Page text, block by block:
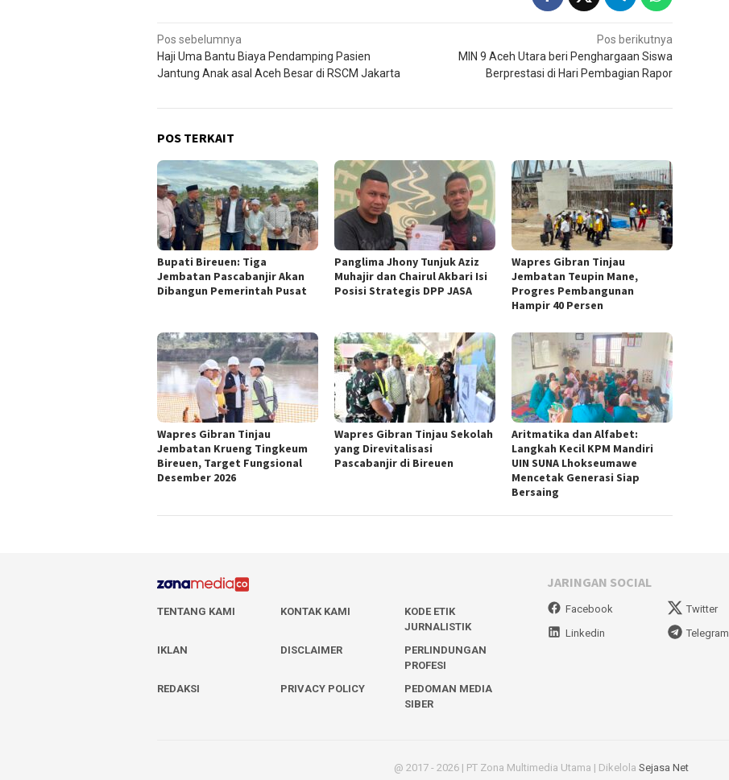
Navigasi
pos
Pos sebelumnya
Haji Uma Bantu Biaya Pendamping Pasien
Jantung Anak asal Aceh Besar di RSCM Jakarta
Pos berikutnya
MIN 9 Aceh Utara beri Penghargaan Siswa
Berprestasi di Hari Pembagian Rapor
POS TERKAIT
Bupati Bireuen: Tiga
Jembatan Pascabanjir Akan
Dibangun Pemerintah Pusat
Panglima Jhony Tunjuk Aziz
Muhajir dan Chairul Akbari Isi
Posisi Strategis DPP JASA
Wapres Gibran Tinjau
Jembatan Teupin Mane,
Progres Pembangunan
Hampir 40 Persen
Wapres Gibran Tinjau
Jembatan Krueng Tingkeum
Bireuen, Target Fungsional
Desember 2026
Wapres Gibran Tinjau Sekolah
yang Direvitalisasi
Pascabanjir di Bireuen
Aritmatika dan Alfabet:
Langkah Kecil KPM Mandiri
UIN SUNA Lhokseumawe
Mencetak Generasi Siap
Bersaing
TENTANG KAMI KONTAK KAMI
KODE ETIK
JURNALISTIK
IKLAN
DISCLAIMER
PERLINDUNGAN
PROFESI
REDAKSI
PRIVACY POLICY
PEDOMAN MEDIA
SIBER
JARINGAN SOCIAL
Facebook Twitter
Linkedin
Telegram
@ 2017 - 2026 | PT Zona Multimedia Utama | Dikelola Sejasa Net